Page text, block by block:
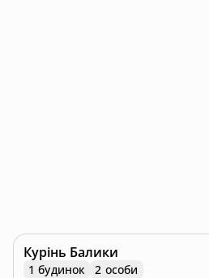
Курінь Балики
1 будинок
2 особи